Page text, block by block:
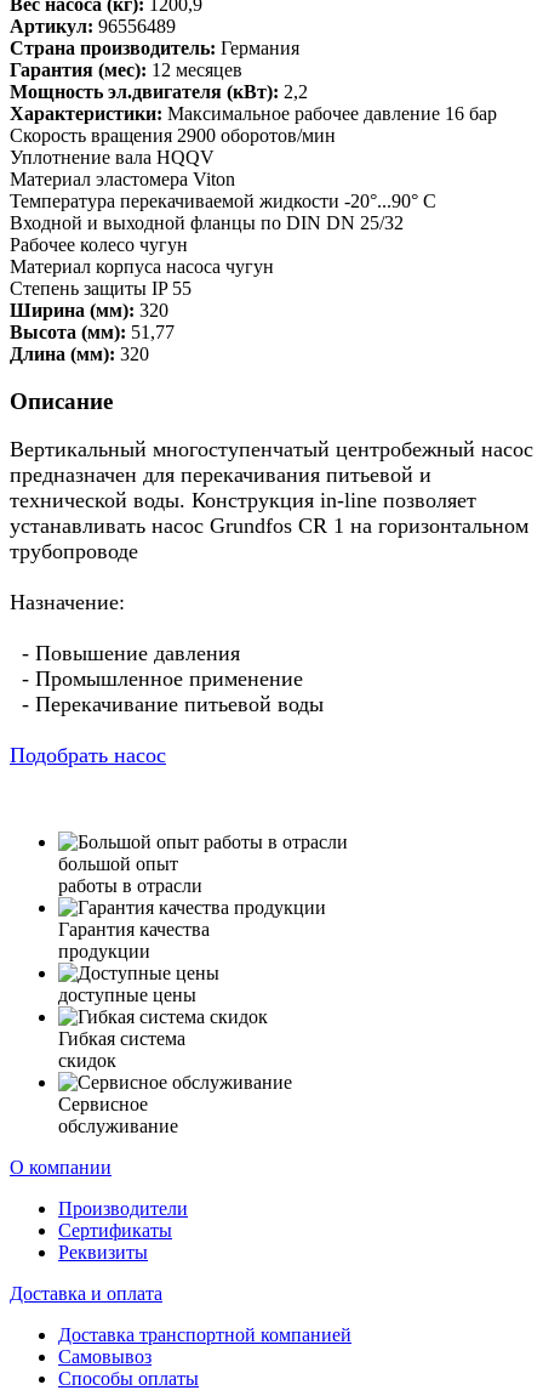
Артикул: 96556489
Страна производитель: Германия
Гарантия (мес): 12 месяцев
Мощность эл.двигателя (кВт): 2,2
Характеристики: Максимальное рабочее давление 16 бар
Скорость вращения 2900 оборотов/мин
Уплотнение вала HQQV
Материал эластомера Viton
Температура перекачиваемой жидкости -20°...90° C
Входной и выходной фланцы по DIN DN 25/32
Рабочее колесо чугун
Материал корпуса насоса чугун
Степень защиты IP 55
Ширина (мм): 320
Высота (мм): 51,77
Длина (мм): 320
Описание
Вертикальный многоступенчатый центробежный насос
предназначен для перекачивания питьевой и
технической воды. Конструкция in-line позволяет
устанавливать насос Grundfos CR 1 на горизонтальном
трубопроводе
Назначение:
- Повышение давления
- Промышленное применение
- Перекачивание питьевой воды
Подобрать насос
большой опыт
работы в отрасли
Гарантия качества
продукции
доступные цены
Гибкая система
скидок
Сервисное
обслуживание
О компании
Производители
Сертификаты
Реквизиты
Доставка и оплата
Доставка транспортной компанией
Самовывоз
Способы оплаты